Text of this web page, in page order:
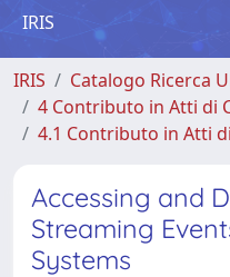
IRIS
IRIS
Catalogo Ricerca
4 Contributo in Atti di
4.1 Contributo in Atti
Accessing and
Streaming
Systems